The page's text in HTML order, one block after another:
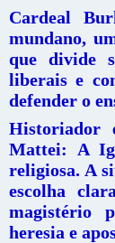
Cardeal
mundano,
que divide
liberais e
defender o
Historiador
Mattei: A
religiosa. A
escolha
magistério
heresia e